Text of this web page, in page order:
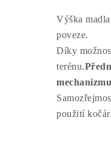
Výška
poveze.
Díky
terénu.
použití